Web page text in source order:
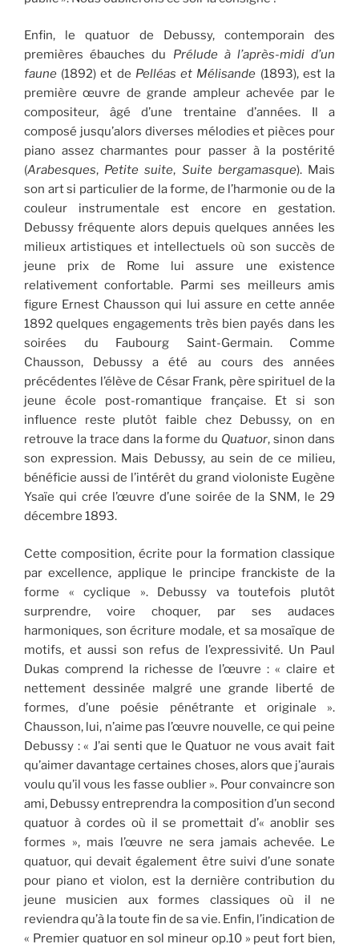
Enfin, le quatuor de Debussy, contemporain des
premières ébauches du Prélude à l’après-midi d’un
faune (1892) et de Pelléas et Mélisande (1893), est la
première œuvre de grande ampleur achevée par le
compositeur, âgé d’une trentaine d’années. Il a
composé jusqu’alors diverses mélodies et pièces pour
piano assez charmantes pour passer à la postérité
(Arabesques, Petite suite, Suite bergamasque). Mais
son art si particulier de la forme, de l’harmonie ou de la
couleur instrumentale est encore en gestation.
Debussy fréquente alors depuis quelques années les
milieux artistiques et intellectuels où son succès de
jeune prix de Rome lui assure une existence
relativement confortable. Parmi ses meilleurs amis
figure Ernest Chausson qui lui assure en cette année
1892 quelques engagements très bien payés dans les
soirées du Faubourg Saint-Germain. Comme
Chausson, Debussy a été au cours des années
précédentes l’élève de César Frank, père spirituel de la
jeune école post-romantique française. Et si son
influence reste plutôt faible chez Debussy, on en
retrouve la trace dans la forme du Quatuor, sinon dans
son expression. Mais Debussy, au sein de ce milieu,
bénéficie aussi de l’intérêt du grand violoniste Eugène
Ysaïe qui crée l’œuvre d’une soirée de la SNM, le 29
décembre 1893.
Cette composition, écrite pour la formation classique
par excellence, applique le principe franckiste de la
forme « cyclique ». Debussy va toutefois plutôt
surprendre, voire choquer, par ses audaces
harmoniques, son écriture modale, et sa mosaïque de
motifs, et aussi son refus de l’expressivité. Un Paul
Dukas comprend la richesse de l’œuvre : « claire et
nettement dessinée malgré une grande liberté de
formes, d’une poésie pénétrante et originale ».
Chausson, lui, n’aime pas l’œuvre nouvelle, ce qui peine
Debussy : « J’ai senti que le Quatuor ne vous avait fait
qu’aimer davantage certaines choses, alors que j’aurais
voulu qu’il vous les fasse oublier ». Pour convaincre son
ami, Debussy entreprendra la composition d’un second
quatuor à cordes où il se promettait d’« anoblir ses
formes », mais l’œuvre ne sera jamais achevée. Le
quatuor, qui devait également être suivi d’une sonate
pour piano et violon, est la dernière contribution du
jeune musicien aux formes classiques où il ne
reviendra qu’à la toute fin de sa vie. Enfin, l’indication de
« Premier quatuor en sol mineur op.10 » peut fort bien,